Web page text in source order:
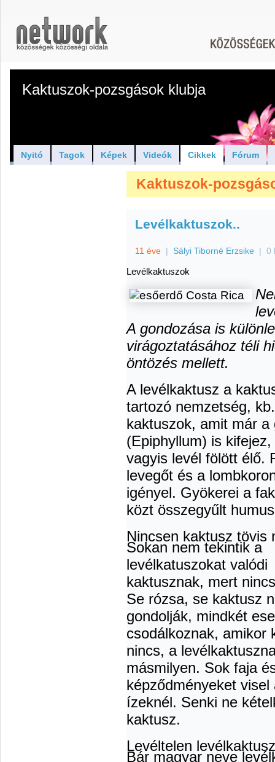
Kaktuszok-pozsgások klubja
Nyitó Tagok Képek Videók Cikkek Fórum
Kaktuszok-
Levélkaktuszok..
11 éve | Sályi Tiborné Erzsike | 0
Levélkaktuszok
A gondozása is
virágoztatásához téli
öntözés mellett.
A levélkaktusz a
tartozó nemzetség,
kaktuszok, amit már
(Epiphyllum) is
vagyis levél fölött élő.
levegőt és a
igényel. Gyökerei a
közt összegyűlt
Nincsen kaktusz tövis
Sokan nem tekintik a
levélkatuszokat valódi
kaktusznak, mert
Se rózsa, se kaktusz
gondolják, mindkét
csodálkoznak, amikor
nincs, a
másmilyen. Sok faja
képződményeket
ízeknél. Senki ne
kaktusz.
Levéltelen levélkaktusz
Bár magyar neve